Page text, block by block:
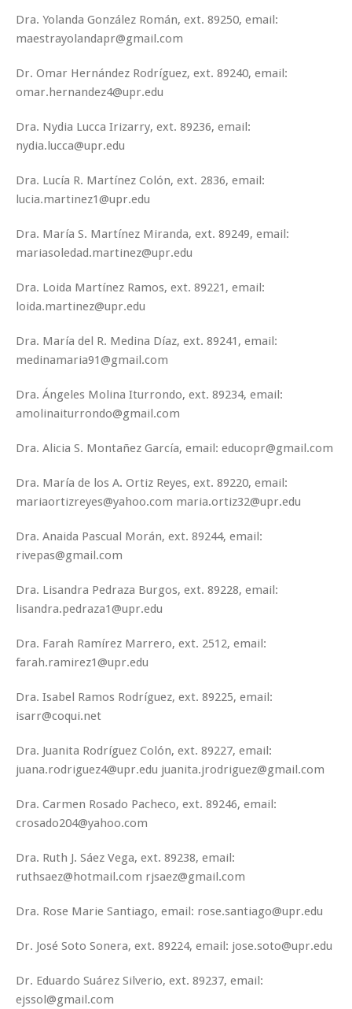
Dra. Yolanda González Román, ext. 89250, email:
maestrayolandapr@gmail.com
Dr. Omar Hernández Rodríguez, ext. 89240, email:
omar.hernandez4@upr.edu
Dra. Nydia Lucca Irizarry, ext. 89236, email:
nydia.lucca@upr.edu
Dra. Lucía R. Martínez Colón, ext. 2836, email:
lucia.martinez1@upr.edu
Dra. María S. Martínez Miranda, ext. 89249, email:
mariasoledad.martinez@upr.edu
Dra. Loida Martínez Ramos, ext. 89221, email:
loida.martinez@upr.edu
Dra. María del R. Medina Díaz, ext. 89241, email:
medinamaria91@gmail.com
Dra. Ángeles Molina Iturrondo, ext. 89234, email:
amolinaiturrondo@gmail.com
Dra. Alicia S. Montañez García, email: educopr@gmail.com
Dra. María de los A. Ortiz Reyes, ext. 89220, email:
mariaortizreyes@yahoo.com maria.ortiz32@upr.edu
Dra. Anaida Pascual Morán, ext. 89244, email:
rivepas@gmail.com
Dra. Lisandra Pedraza Burgos, ext. 89228, email:
lisandra.pedraza1@upr.edu
Dra. Farah Ramírez Marrero, ext. 2512, email:
farah.ramirez1@upr.edu
Dra. Isabel Ramos Rodríguez, ext. 89225, email:
isarr@coqui.net
Dra. Juanita Rodríguez Colón, ext. 89227, email:
juana.rodriguez4@upr.edu juanita.jrodriguez@gmail.com
Dra. Carmen Rosado Pacheco, ext. 89246, email:
crosado204@yahoo.com
Dra. Ruth J. Sáez Vega, ext. 89238, email:
ruthsaez@hotmail.com rjsaez@gmail.com
Dra. Rose Marie Santiago, email: rose.santiago@upr.edu
Dr. José Soto Sonera, ext. 89224, email: jose.soto@upr.edu
Dr. Eduardo Suárez Silverio, ext. 89237, email:
ejssol@gmail.com